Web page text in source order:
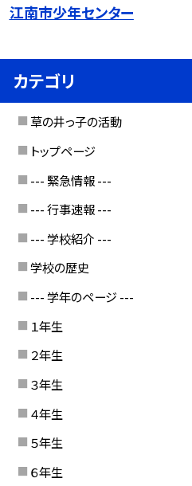
江南市少年センター
カテゴリ
草の井っ子の活動
トップページ
--- 緊急情報 ---
--- 行事速報 ---
--- 学校紹介 ---
学校の歴史
--- 学年のページ ---
１年生
２年生
３年生
４年生
５年生
６年生